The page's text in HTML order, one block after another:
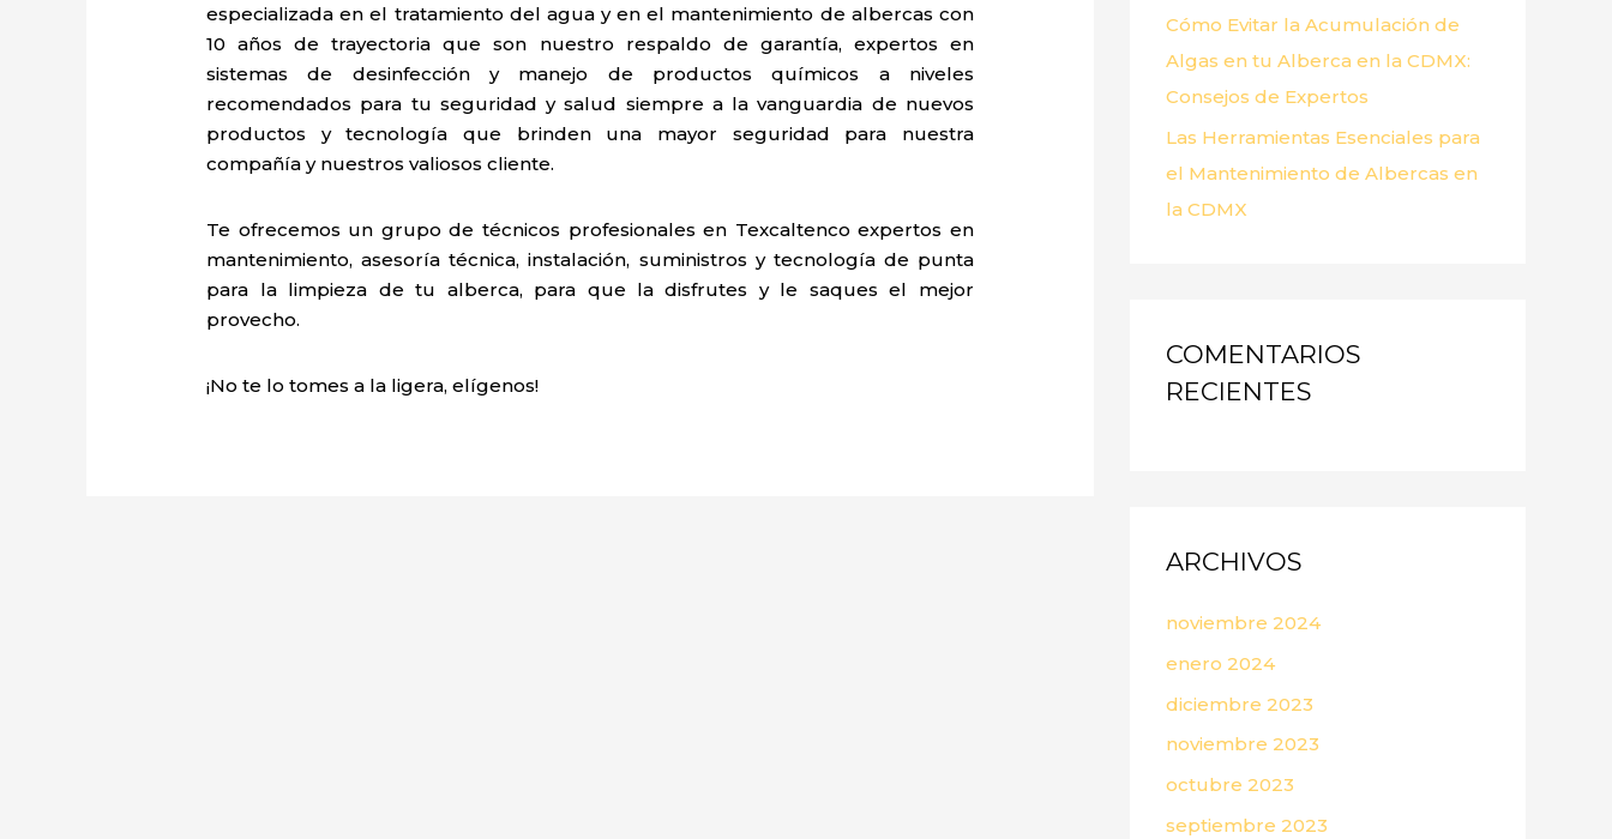
especializada en el tratamiento del agua y en el mantenimiento de albercas con
10 años de trayectoria que son nuestro respaldo de garantía, expertos en
sistemas de desinfección y manejo de productos químicos a niveles
recomendados para tu seguridad y salud siempre a la vanguardia de nuevos
productos y tecnología que brinden una mayor seguridad para nuestra
compañía y nuestros valiosos cliente.
Te ofrecemos un grupo de técnicos profesionales en Texcaltenco expertos en
mantenimiento, asesoría técnica, instalación, suministros y tecnología de punta
para la limpieza de tu alberca, para que la disfrutes y le saques el mejor
provecho.
¡No te lo tomes a la ligera, elígenos!
Cómo Evitar la Acumulación de
Algas en tu Alberca en la CDMX:
Consejos de Expertos
Las Herramientas Esenciales para
el Mantenimiento de Albercas en
la CDMX
COMENTARIOS
RECIENTES
ARCHIVOS
noviembre 2024
enero 2024
diciembre 2023
noviembre 2023
octubre 2023
septiembre 2023